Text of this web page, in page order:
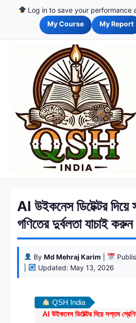
Log in to save your performance
My Course
My Report
AI উইকনেস ডিটেক্টর দিয়ে
গণিতের দুর্বলতা যাচাই করুন
By Md Mehraj Karim
Updated: May 13, 2026
QSH India
AI উইকনেস ডিটেক্টর দিয়ে সপ্তম